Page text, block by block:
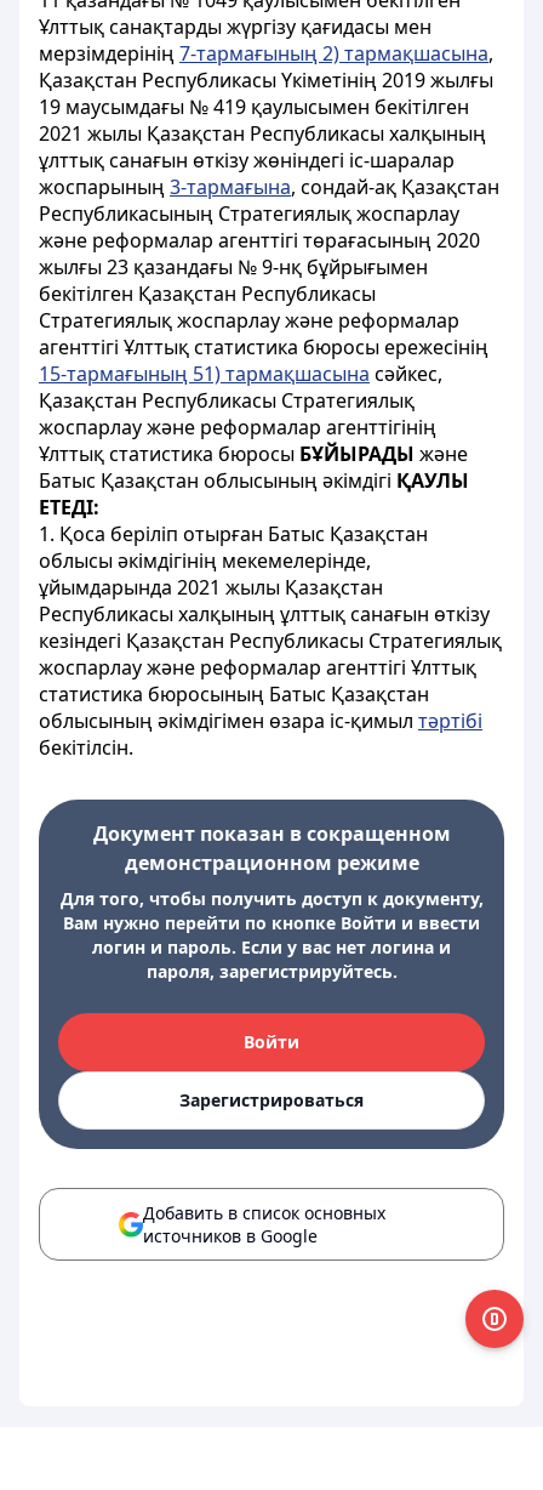
Ұлттық санақтарды жүргізу қағидасы мен
мерзімдерінің7-тармағының 2) тармақшасына,
Қазақстан Республикасы Үкіметінің 2019 жылғы
19 маусымдағы № 419 қаулысымен бекітілген
2021 жылы Қазақстан Республикасы халқының
ұлттық санағын өткізу жөніндегі іс-шаралар
жоспарының3-тармағына, сондай-ақ Қазақстан
Республикасының Стратегиялық жоспарлау
және реформалар агенттігі төрағасының 2020
жылғы 23 қазандағы № 9-нқ бұйрығымен
бекітілген Қазақстан Республикасы
Стратегиялық жоспарлау және реформалар
агенттігі Ұлттық статистика бюросы ережесінің
15-тармағының 51) тармақшасына сәйкес,
Қазақстан Республикасы Стратегиялық
жоспарлау және реформалар агенттігінің
Ұлттық статистика бюросы БҰЙЫРАДЫ және
Батыс Қазақстан облысының әкімдігі ҚАУЛЫ
ЕТЕДІ:
1. Қоса беріліп отырған Батыс Қазақстан
облысы әкімдігінің мекемелерінде,
ұйымдарында 2021 жылы Қазақстан
Республикасы халқының ұлттық санағын өткізу
кезіндегі Қазақстан Республикасы Стратегиялық
жоспарлау және реформалар агенттігі Ұлттық
статистика бюросының Батыс Қазақстан
облысының әкімдігімен өзара іс-қимыл тәртібі
бекітілсін.
Документ показан в сокращенном
демонстрационном режиме
Для того, чтобы получить доступ к документу,
Вам нужно перейти по кнопке Войти и ввести
логин и пароль. Если у вас нет логина и
пароля, зарегистрируйтесь.
Войти
Зарегистрироваться
Добавить в список основных
источников в Google